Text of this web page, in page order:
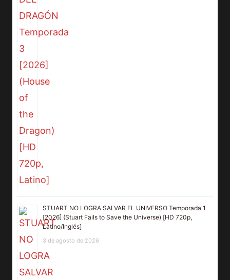
STUART NO LOGRA SALVAR EL UNIVERSO Temporada 1
[2026] (Stuart Fails to Save the Universe) [HD 720p,
Latino/Inglés]
3 de agosto de 2026